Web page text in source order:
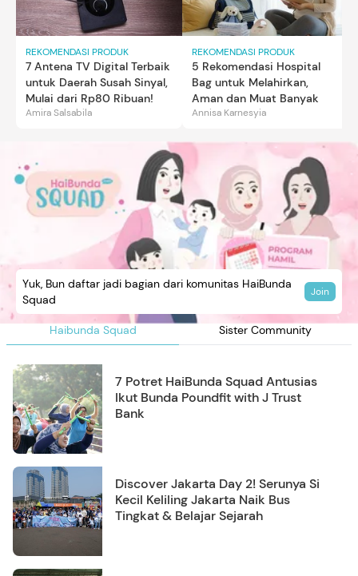
REKOMENDASI PRODUK
7 Antena TV Digital Terbaik
untuk Daerah Susah Sinyal,
Mulai dari Rp80 Ribuan!
Amira Salsabila
REKOMENDASI PRODUK
5 Rekomendasi Hospital
Bag untuk Melahirkan,
Aman dan Muat Banyak
Annisa Karnesyia
Haibunda Squad Sister Community
Yuk, Bun daftar jadi bagian dari komunitas HaiBunda
Squad
Join
7 Potret HaiBunda Squad Antusias
Ikut Bunda Poundfit with J Trust
Bank
Discover Jakarta Day 2! Serunya Si
Kecil Keliling Jakarta Naik Bus
Tingkat & Belajar Sejarah